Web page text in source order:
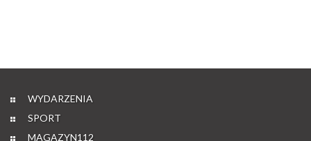
WYDARZENIA
SPORT
MAGAZYN112